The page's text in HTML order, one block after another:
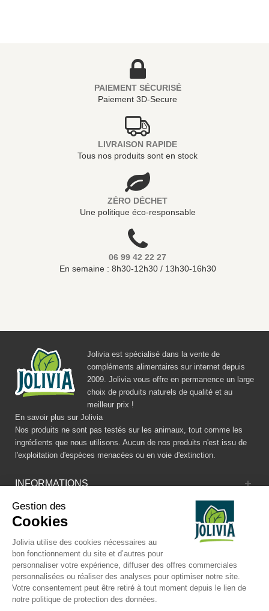
PAIEMENT SÉCURISÉ
Paiement 3D-Secure
LIVRAISON RAPIDE
Tous nos produits sont en stock
ZÉRO DÉCHET
Une politique éco-responsable
06 99 42 22 27
En semaine : 8h30-12h30 / 13h30-16h30
Jolivia est spécialisé dans la vente de
compléments alimentaires sur internet depuis
2009. Jolivia vous offre en permanence un large
choix de produits naturels de qualité et au
meilleur prix !
En savoir plus sur Jolivia
Nos produits ne sont pas testés sur les animaux, tout comme les
ingrédients que nous utilisons. Aucun de nos produits n'est issu de
l'exploitation d'espèces menacées ou en voie d'extinction.
INFORMATIONS
CATALOGUE
RÉSEAUX SOCIAUX
© JOLIVIA - Tous droits réservés -
Gestion des
Cookies
Jolivia utilise des cookies nécessaires au
bon fonctionnement du site et d’autres pour
personnaliser votre expérience, diffuser des offres commerciales
personnalisées ou réaliser des analyses pour optimiser notre site.
Votre consentement peut être retiré à tout moment depuis le lien de
notre politique de protection des données.